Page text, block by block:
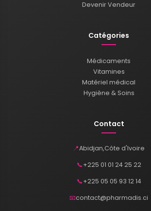
Devenir Vendeur
Catégories
Médicaments
Vitamines
Matériel médical
Hygiène & Soins
Contact
📍Abidjan,Côte d'Ivoire
📞+225 01 01 24 25 22
📞+225 05 05 93 12 14
📧contact@pharmadis.ci